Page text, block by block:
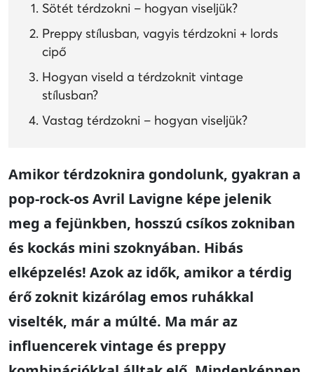
Sötét térdzokni – hogyan viseljük?
Preppy stílusban, vagyis térdzokni + lords
cipő
Hogyan viseld a térdzoknit vintage
stílusban?
Vastag térdzokni – hogyan viseljük?
Amikor térdzoknira gondolunk, gyakran a
pop-rock-os Avril Lavigne képe jelenik
meg a fejünkben, hosszú csíkos zokniban
és kockás mini szoknyában. Hibás
elképzelés! Azok az idők, amikor a térdig
érő zoknit kizárólag emos ruhákkal
viselték, már a múlté. Ma már az
influencerek vintage és preppy